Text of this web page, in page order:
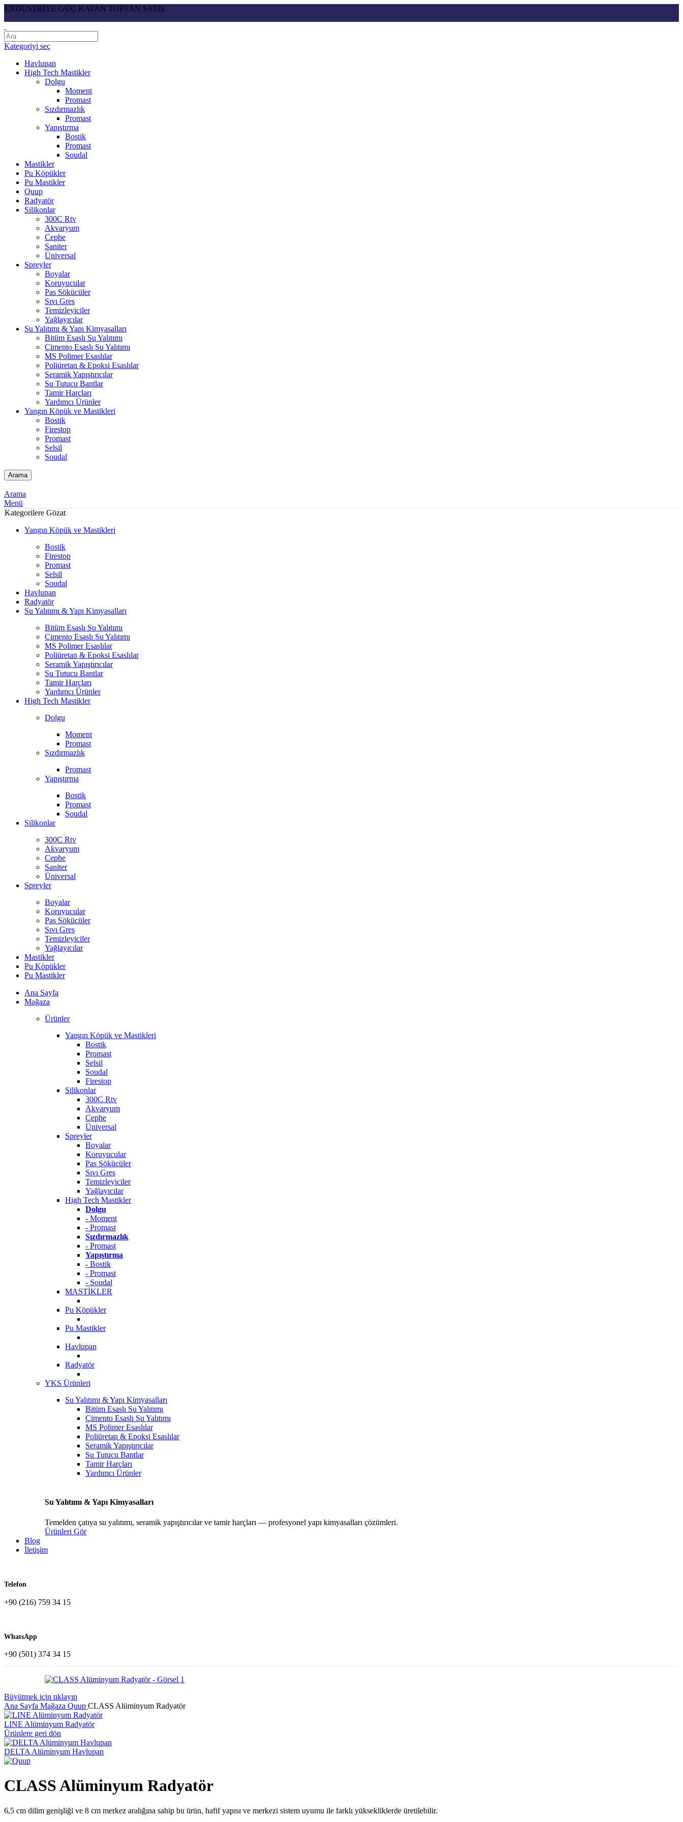
ENDÜSTRİYE GÜÇ KATAN TOPTAN SATIŞ
Kategoriyi seç
Havlupan
High Tech Mastikler
Dolgu
Moment
Promast
Sızdırmazlık
Promast
Yapıştırma
Bostik
Promast
Soudal
Mastikler
Pu Köpükler
Pu Mastikler
Quup
Radyatör
Silikonlar
300C Rtv
Akvaryum
Cephe
Saniter
Üniversal
Spreyler
Boyalar
Koruyucular
Pas Sökücüler
Sıvı Gres
Temizleyiciler
Yağlayıcılar
Su Yalıtımı & Yapı Kimyasalları
Bitüm Esaslı Su Yalıtımı
Çimento Esaslı Su Yalıtımı
MS Polimer Esaslılar
Poliüretan & Epoksi Esaslılar
Seramik Yapıştırıcılar
Su Tutucu Bantlar
Tamir Harçları
Yardımcı Ürünler
Yangın Köpük ve Mastikleri
Bostik
Firestop
Promast
Selsil
Soudal
Arama
Arama
Menü
Kategorilere Gözat
Yangın Köpük ve Mastikleri
Bostik
Firestop
Promast
Selsil
Soudal
Havlupan
Radyatör
Su Yalıtımı & Yapı Kimyasalları
Bitüm Esaslı Su Yalıtımı
Çimento Esaslı Su Yalıtımı
MS Polimer Esaslılar
Poliüretan & Epoksi Esaslılar
Seramik Yapıştırıcılar
Su Tutucu Bantlar
Tamir Harçları
Yardımcı Ürünler
High Tech Mastikler
Dolgu
Moment
Promast
Sızdırmazlık
Promast
Yapıştırma
Bostik
Promast
Soudal
Silikonlar
300C Rtv
Akvaryum
Cephe
Saniter
Üniversal
Spreyler
Boyalar
Koruyucular
Pas Sökücüler
Sıvı Gres
Temizleyiciler
Yağlayıcılar
Mastikler
Pu Köpükler
Pu Mastikler
Ana Sayfa
Mağaza
Ürünler
Yangın Köpük ve Mastikleri
Bostik
Promast
Selsil
Soudal
Firestop
Silikonlar
300C Rtv
Akvaryum
Cephe
Üniversal
Spreyler
Boyalar
Koruyucular
Pas Sökücüler
Sıvı Gres
Temizleyiciler
Yağlayıcılar
High Tech Mastikler
Dolgu
- Moment
- Promast
Sızdırmazlık
- Promast
Yapıştırma
- Bostik
- Promast
- Soudal
MASTİKLER
Pu Köpükler
Pu Mastikler
Havlupan
Radyatör
YKS Ürünleri
Su Yalıtımı & Yapı Kimyasalları
Bitüm Esaslı Su Yalıtımı
Çimento Esaslı Su Yalıtımı
MS Polimer Esaslılar
Poliüretan & Epoksi Esaslılar
Seramik Yapıştırıcılar
Su Tutucu Bantlar
Tamir Harçları
Yardımcı Ürünler
Su Yalıtımı & Yapı Kimyasalları
Temelden çatıya su yalıtımı, seramik yapıştırıcılar ve tamir harçları — profesyonel yapı kimyasalları çözümleri.
Ürünleri Gör
Blog
İletişim
Telefon
+90 (216) 759 34 15
WhatsApp
+90 (501) 374 34 15
Büyütmek için tıklayın
Ana Sayfa Mağaza Quup CLASS Alüminyum Radyatör
LINE Alüminyum Radyatör
Ürünlere geri dön
DELTA Alüminyum Havlupan
CLASS Alüminyum Radyatör
6,5 cm dilim genişliği ve 8 cm merkez aralığına sahip bu ürün, hafif yapısı ve merkezi sistem uyumu ile farklı yüksekliklerde üretilebilir.